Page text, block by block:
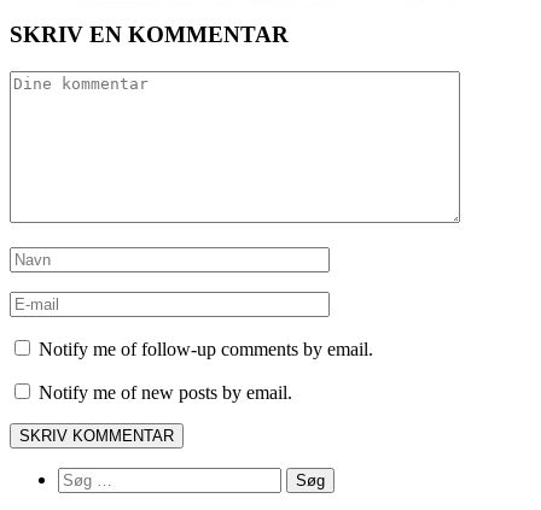
SKRIV EN KOMMENTAR
Notify me of follow-up comments by email.
Notify me of new posts by email.
Søg
efter: